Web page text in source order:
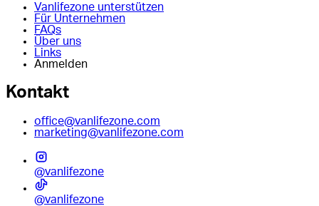
Vanlifezone unterstützen
Für Unternehmen
FAQs
Über uns
Links
Anmelden
Kontakt
office@vanlifezone.com
marketing@vanlifezone.com
@vanlifezone
@vanlifezone